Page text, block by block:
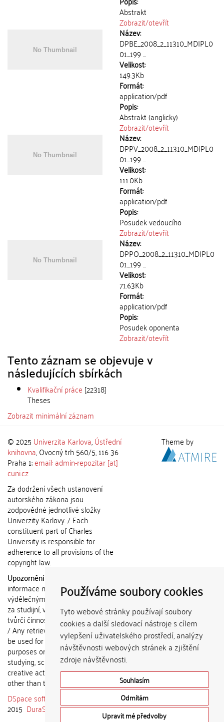
Používáme soubory cookies
Tyto webové stránky používají soubory
cookies a další sledovací nástroje s cílem
vylepšení uživatelského prostředí, analýzy
návštěvnosti webových stránek a zjištění
zdroje návštěvnosti.
Souhlasím
Odmítám
Upravit mé předvolby
Abstrakt
Zobrazit/otevřít
Název:
DPBE_2008_2_11310_MDIPL0
01_199 ...
Velikost:
149.3Kb
Formát:
application/pdf
Popis:
Abstrakt (anglicky)
Zobrazit/otevřít
Název:
DPPV_2008_2_11310_MDIPL0
01_199 ...
Velikost:
111.0Kb
Formát:
application/pdf
Popis:
Posudek vedoucího
Zobrazit/otevřít
Název:
DPPO_2008_2_11310_MDIPL0
01_199 ...
Velikost:
71.63Kb
Formát:
application/pdf
Popis:
Posudek oponenta
Zobrazit/otevřít
Tento záznam se objevuje v
následujících sbírkách
Kvalifikační práce [22318]
Theses
Zobrazit minimální záznam
© 2025 Univerzita Karlova,Ústřední
knihovna, Ovocný trh 560/5, 116 36
Praha 1;email: admin-repozitar [at]
cuni.cz
Za dodržení všech ustanovení
autorského zákona jsou
zodpovědné jednotlivé složky
Univerzity Karlovy. / Each
constituent part of Charles
University is responsible for
adherence to all provisions of the
copyright law.
Upozornění / Notice:
informace nemohou být použity k
výdělečným účelům nebo vydávány
za studijní, vědeckou nebo jinou
tvůrčí činnost jiné osoby než autora.
/ Any retrieved information shall not
be used for any commercial
purposes or claimed as results of
studying, scientific or any other
creative activities of any person
other than the author.
DSpace software
copyright © 2002-
2015 DuraSpace
Theme by